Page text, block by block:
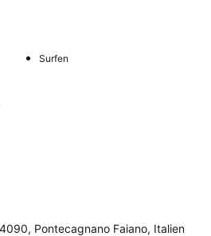
Surfen
Pontecagnano Faiano, Italien